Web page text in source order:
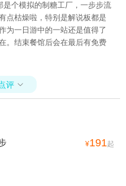
个模拟的制糖工厂，一步步流
点枯燥啦，特别是解说板都是
为一日游中的一站还是值得了
。结束餐馆后会在最后有免费
评 
¥191起